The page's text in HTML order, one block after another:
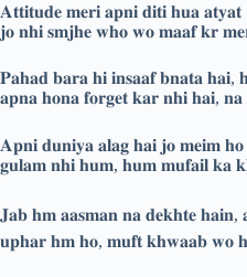
𝐀𝐭𝐭𝐢𝐭𝐮𝐝𝐞 𝐦𝐞𝐫𝐢 𝐚𝐩𝐧𝐢 𝐝𝐢𝐭𝐢 𝐡𝐮𝐚
𝐣𝐨 𝐧𝐡𝐢 𝐬𝐦𝐣𝐡𝐞 𝐰𝐡𝐨 𝐰𝐨 𝐦𝐚𝐚𝐟 𝐤𝐫
𝐏𝐚𝐡𝐚𝐝 𝐛𝐚𝐫𝐚 𝐡𝐢 𝐢𝐧𝐬𝐚𝐚𝐟 𝐛𝐧𝐚𝐭𝐚
𝐚𝐩𝐧𝐚 𝐡𝐨𝐧𝐚 𝐟𝐨𝐫𝐠𝐞𝐭 𝐤𝐚𝐫 𝐧𝐡𝐢 𝐡𝐚𝐢,
𝐀𝐩𝐧𝐢 𝐝𝐮𝐧𝐢𝐲𝐚 𝐚𝐥𝐚𝐠 𝐡𝐚𝐢 𝐣𝐨 𝐦𝐞𝐢𝐦
𝐠𝐮𝐥𝐚𝐦 𝐧𝐡𝐢 𝐡𝐮𝐦, 𝐡𝐮𝐦 𝐦𝐮𝐟𝐚𝐢𝐥 𝐤𝐚
𝐉𝐚𝐛 𝐡𝐦 𝐚𝐚𝐬𝐦𝐚𝐧 𝐧𝐚 𝐝𝐞𝐤𝐡𝐭𝐞 𝐡𝐚𝐢𝐧,
𝐮𝐩𝐡𝐚𝐫 𝐡𝐦 𝐡𝐨, 𝐦𝐮𝐟𝐭 𝐤𝐡𝐰𝐚𝐚𝐛 𝐰𝐨